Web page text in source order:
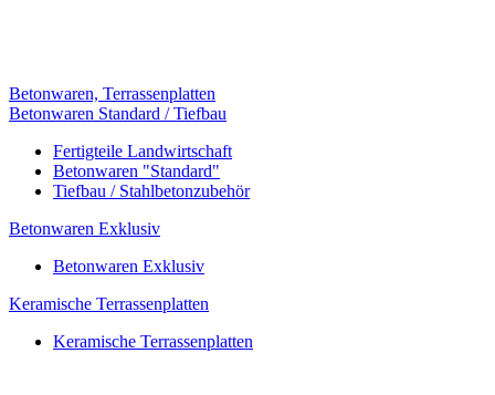
Betonwaren, Terrassenplatten
Betonwaren Standard / Tiefbau
Fertigteile Landwirtschaft
Betonwaren "Standard"
Tiefbau / Stahlbetonzubehör
Betonwaren Exklusiv
Betonwaren Exklusiv
Keramische Terrassenplatten
Keramische Terrassenplatten